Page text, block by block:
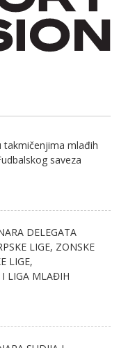
takmičenjima mlađih
saveza
DELEGATA
LIGE, ZONSKE
LIGE,
LIGA MLAĐIH